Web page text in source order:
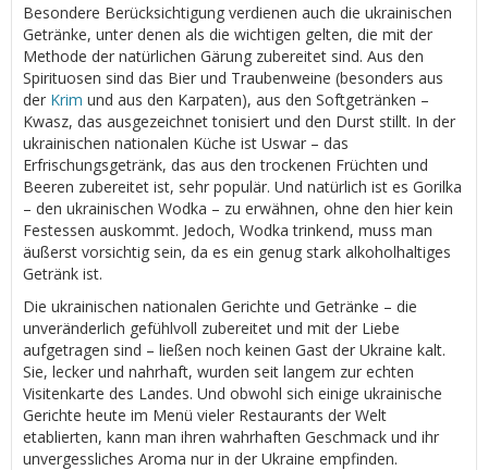
Besondere Berücksichtigung verdienen auch die ukrainischen
Getränke, unter denen als die wichtigen gelten, die mit der
Methode der natürlichen Gärung zubereitet sind. Aus den
Spirituosen sind das Bier und Traubenweine (besonders aus
der Krim und aus den Karpaten), aus den Softgetränken –
Kwasz, das ausgezeichnet tonisiert und den Durst stillt. In der
ukrainischen nationalen Küche ist Uswar – das
Erfrischungsgetränk, das aus den trockenen Früchten und
Beeren zubereitet ist, sehr populär. Und natürlich ist es Gorilka
– den ukrainischen Wodka – zu erwähnen, ohne den hier kein
Festessen auskommt. Jedoch, Wodka trinkend, muss man
äußerst vorsichtig sein, da es ein genug stark alkoholhaltiges
Getränk ist.
Die ukrainischen nationalen Gerichte und Getränke – die
unveränderlich gefühlvoll zubereitet und mit der Liebe
aufgetragen sind – ließen noch keinen Gast der Ukraine kalt.
Sie, lecker und nahrhaft, wurden seit langem zur echten
Visitenkarte des Landes. Und obwohl sich einige ukrainische
Gerichte heute im Menü vieler Restaurants der Welt
etablierten, kann man ihren wahrhaften Geschmack und ihr
unvergessliches Aroma nur in der Ukraine empfinden.